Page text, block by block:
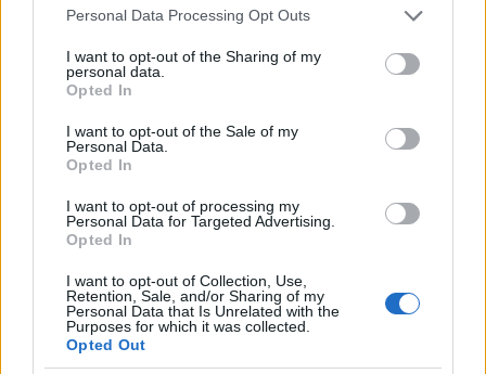
Please note that this website/app uses one or more Google
not limited to your visit or usage behaviour. You may click to
grant or deny consent to Google and its third-party tags to
use your data for below specified purposes in below Google
consent section.
Personal Data Processing Opt Outs
I want to opt-out of the Sharing of my
personal data.
Opted In
I want to opt-out of the Sale of my
Personal Data.
Opted In
I want to opt-out of processing my
Personal Data for Targeted Advertising.
Opted In
I want to opt-out of Collection, Use,
Retention, Sale, and/or Sharing of my
Personal Data that Is Unrelated with the
Purposes for which it was collected.
Opted Out
1977. augusztus 19. Hófehér autókaraván
szállítja Elvis Presley földi maradványait a
Forest Hills temetőbe, Memphis, Tennessee,
Egyesült Államok